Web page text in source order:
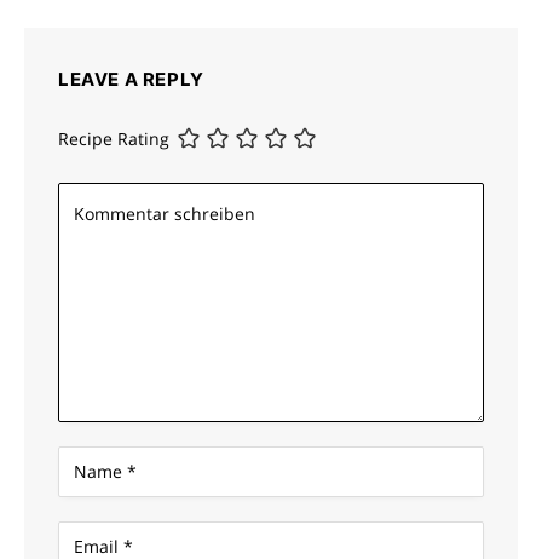
LEAVE A REPLY
Recipe Rating